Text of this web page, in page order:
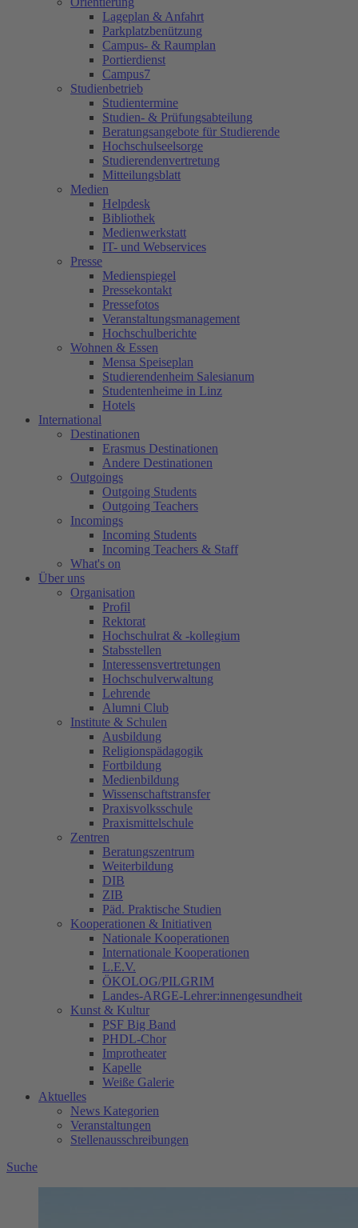
Lageplan & Anfahrt
Parkplatzbenützung
Campus- & Raumplan
Portierdienst
Campus7
Studienbetrieb
Studientermine
Studien- & Prüfungsabteilung
Beratungsangebote für Studierende
Hochschulseelsorge
Studierendenvertretung
Mitteilungsblatt
Medien
Helpdesk
Bibliothek
Medienwerkstatt
IT- und Webservices
Presse
Medienspiegel
Pressekontakt
Pressefotos
Veranstaltungsmanagement
Hochschulberichte
Wohnen & Essen
Mensa Speiseplan
Studierendenheim Salesianum
Studentenheime in Linz
Hotels
International
Destinationen
Erasmus Destinationen
Andere Destinationen
Outgoings
Outgoing Students
Outgoing Teachers
Incomings
Incoming Students
Incoming Teachers & Staff
What's on
Über uns
Organisation
Profil
Rektorat
Hochschulrat & -kollegium
Stabsstellen
Interessensvertretungen
Hochschulverwaltung
Lehrende
Alumni Club
Institute & Schulen
Ausbildung
Religionspädagogik
Fortbildung
Medienbildung
Wissenschaftstransfer
Praxisvolksschule
Praxismittelschule
Zentren
Beratungszentrum
Weiterbildung
DIB
ZIB
Päd. Praktische Studien
Kooperationen & Initiativen
Nationale Kooperationen
Internationale Kooperationen
L.E.V.
ÖKOLOG/PILGRIM
Landes-ARGE-Lehrer:innengesundheit
Kunst & Kultur
PSF Big Band
PHDL-Chor
Improtheater
Kapelle
Weiße Galerie
Aktuelles
News Kategorien
Veranstaltungen
Stellenausschreibungen
Suche